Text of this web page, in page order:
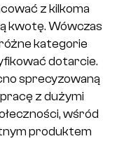
z kilkoma
kwotę. Wówczas
kategorie
dotarcie.
sprecyzowaną
z dużymi
wśród
produktem